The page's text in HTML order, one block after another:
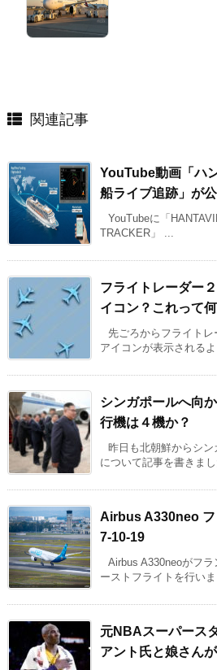
関連記事
YouTube動画「ハ
船ライブ追跡」が
YouTubeに「
TRACKER」 ...
フライトレーダー
イコン？これって
先ごろからフライト
アイコンが表示される
シンガポールへ向
行機は４機か？
昨日も北朝鮮からシ
について記事を書きま
Airbus A330neo フ
7-10-19
Airbus A330neoがフ
ーストフライトを行い
元NBAスーパース
アント氏と娘さん